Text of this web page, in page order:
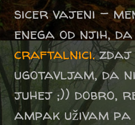
sicer vajeni -
enega od njih,
craftalnici.zdaj
ugotavljam, da
juhej ;)) dobro,
ampak uživam